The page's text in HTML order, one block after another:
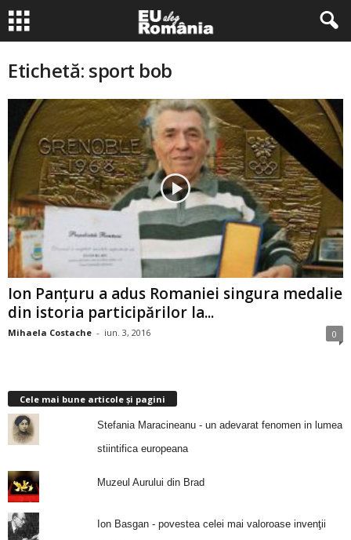
Etichetă: sport bob
Ion Panțuru a adus Romaniei singura medalie
din istoria participărilor la...
Mihaela Costache - iun. 3, 2016 0
Cele mai bune articole și pagini
Stefania Maracineanu - un adevarat fenomen in lumea
stiintifica europeana
Muzeul Aurului din Brad
Ion Basgan - povestea celei mai valoroase invenţii